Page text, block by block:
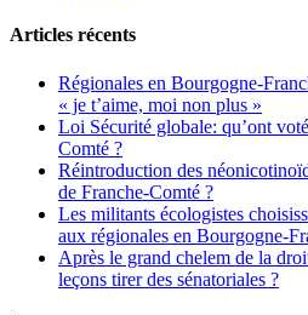
Articles récents
Régionales en Bourgogne-
« je t’aime, moi non plus »
Loi Sécurité globale: qu’ont
Comté ?
Réintroduction des
de Franche-Comté ?
Les militants écologistes
aux régionales en Bourgogne-
Après le grand chelem de la
leçons tirer des sénatoriales ?